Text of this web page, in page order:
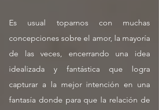
Es usual toparnos con muchas
concepciones sobre el amor, la mayoría
de las veces, encerrando una idea
idealizada y fantástica que logra
capturar a la mejor intención en una
fantasía donde para que la relación de